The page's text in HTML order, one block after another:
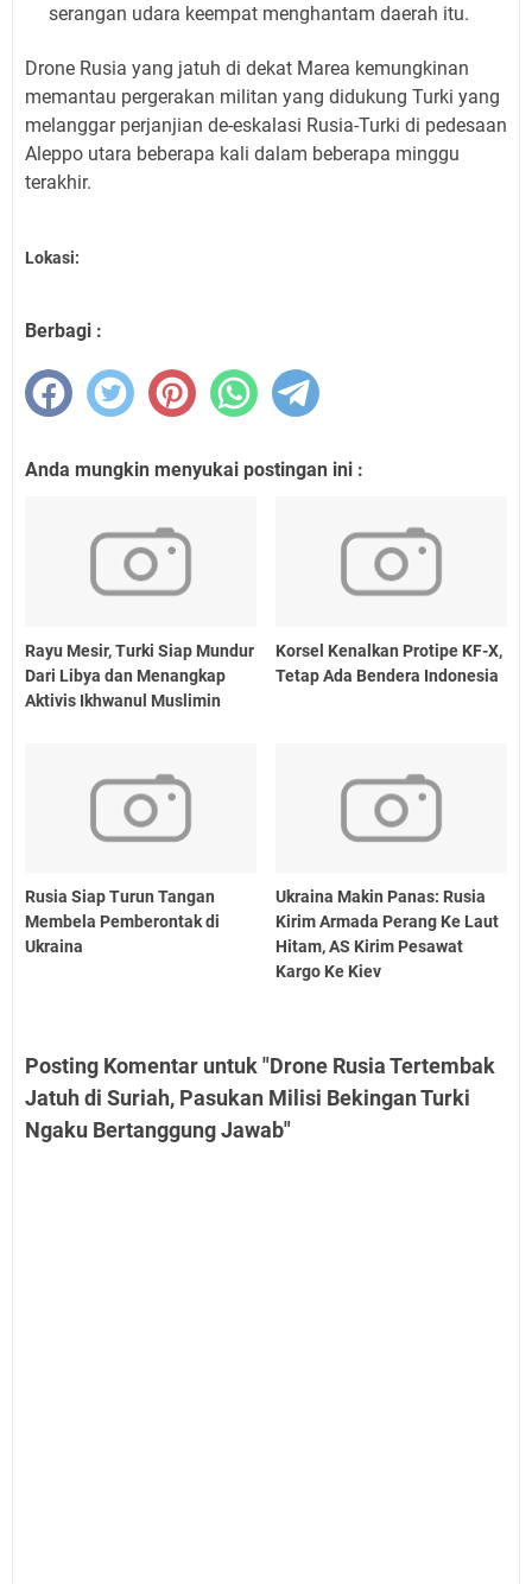
serangan udara keempat menghantam daerah itu.
Drone Rusia yang jatuh di dekat Marea kemungkinan
memantau pergerakan militan yang didukung Turki yang
melanggar perjanjian de-eskalasi Rusia-Turki di pedesaan
Aleppo utara beberapa kali dalam beberapa minggu
terakhir.
Lokasi:
Berbagi :
Anda mungkin menyukai postingan ini :
Rayu Mesir, Turki Siap Mundur
Dari Libya dan Menangkap
Aktivis Ikhwanul Muslimin
Korsel Kenalkan Protipe KF-X,
Tetap Ada Bendera Indonesia
Rusia Siap Turun Tangan
Membela Pemberontak di
Ukraina
Ukraina Makin Panas: Rusia
Kirim Armada Perang Ke Laut
Hitam, AS Kirim Pesawat
Kargo Ke Kiev
Posting Komentar untuk "Drone Rusia Tertembak
Jatuh di Suriah, Pasukan Milisi Bekingan Turki
Ngaku Bertanggung Jawab"